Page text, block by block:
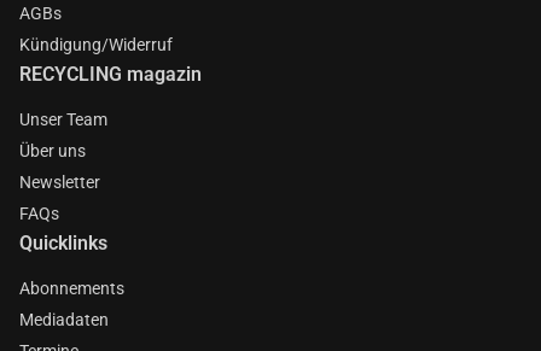
AGBs
Kündigung/Widerruf
RECYCLING magazin
Unser Team
Über uns
Newsletter
FAQs
Quicklinks
Abonnements
Mediadaten